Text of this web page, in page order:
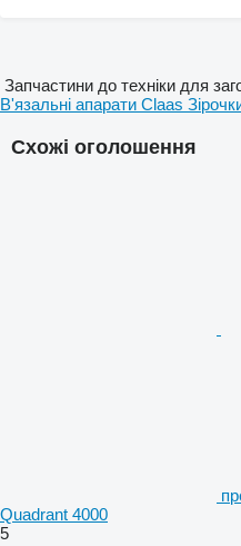
Схожі оголошення
Quadrant 4000
5
Запчастини до техніки для
В'язальні апарати Claas